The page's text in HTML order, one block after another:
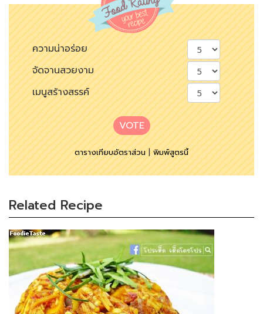
ความน่าอร่อย
จัดจานสวยงาม
เมนูสร้างสรรค์
VOTE
ตารางเทียบอัตราส่วน|พิมพ์สูตรนี้
Related Recipe